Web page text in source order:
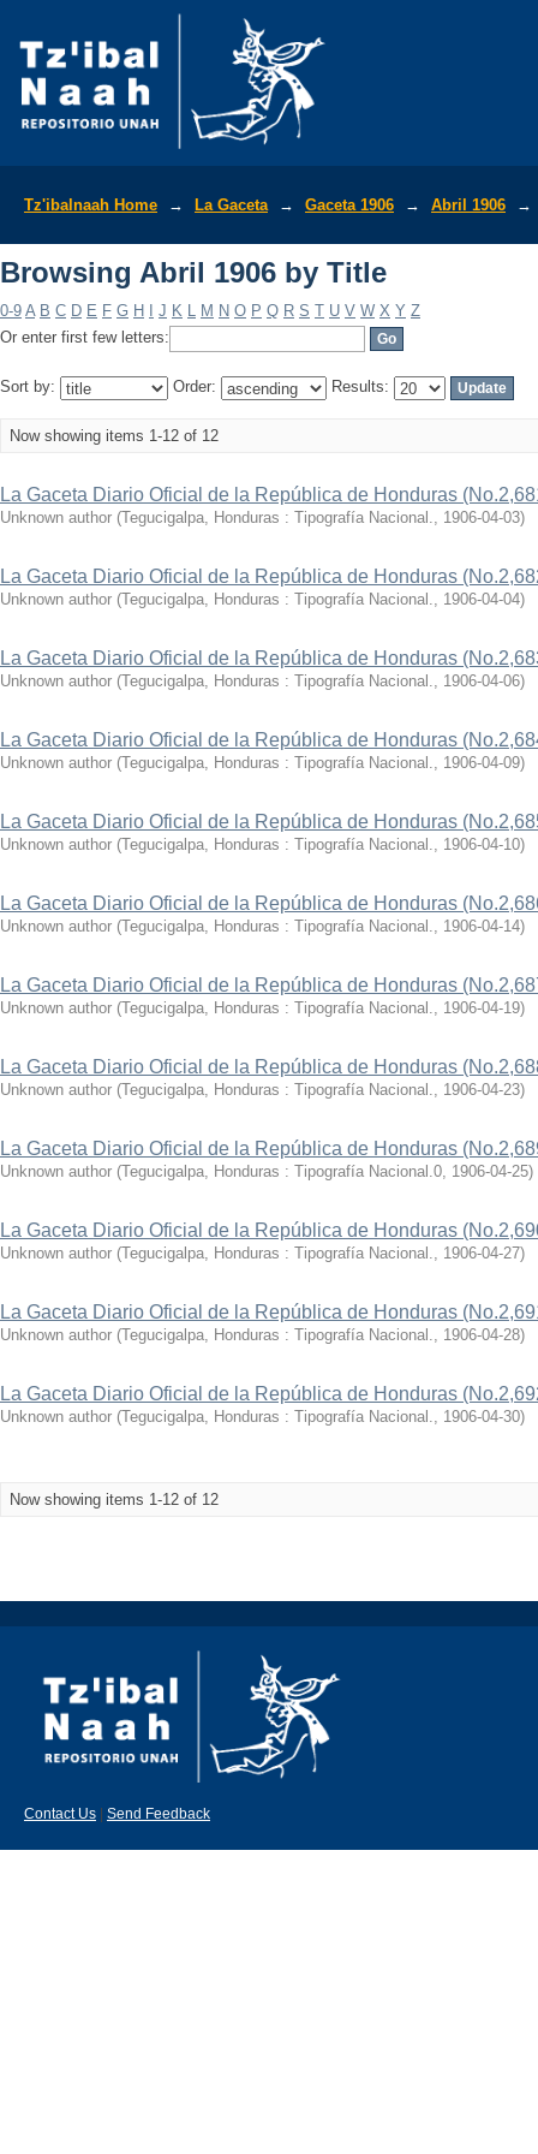
Tz'ibalnaah Home → La Gaceta → Gaceta 1906 → Abril 1906 →
Browsing Abril 1906 by Title
0-9 A B C D E F G H J K L M N O P Q R S T U V W X Y Z
Or enter first few letters:
Sort by: Order: Results:
Now showing items 1-12 of 12
La Gaceta Diario Oficial de la República de Honduras
Unknown author (Tegucigalpa, Honduras : Tipografía Nacional., 1906-04-03)
La Gaceta Diario Oficial de la República de Honduras
Unknown author (Tegucigalpa, Honduras : Tipografía Nacional., 1906-04-04)
La Gaceta Diario Oficial de la República de Honduras
Unknown author (Tegucigalpa, Honduras : Tipografía Nacional., 1906-04-06)
La Gaceta Diario Oficial de la República de Honduras
Unknown author (Tegucigalpa, Honduras : Tipografía Nacional., 1906-04-09)
La Gaceta Diario Oficial de la República de Honduras
Unknown author (Tegucigalpa, Honduras : Tipografía Nacional., 1906-04-10)
La Gaceta Diario Oficial de la República de Honduras
Unknown author (Tegucigalpa, Honduras : Tipografía Nacional., 1906-04-14)
La Gaceta Diario Oficial de la República de Honduras
Unknown author (Tegucigalpa, Honduras : Tipografía Nacional., 1906-04-19)
La Gaceta Diario Oficial de la República de Honduras
Unknown author (Tegucigalpa, Honduras : Tipografía Nacional., 1906-04-23)
La Gaceta Diario Oficial de la República de Honduras
Unknown author (Tegucigalpa, Honduras : Tipografía Nacional.0, 1906-04-25)
La Gaceta Diario Oficial de la República de Honduras
Unknown author (Tegucigalpa, Honduras : Tipografía Nacional., 1906-04-27)
La Gaceta Diario Oficial de la República de Honduras
Unknown author (Tegucigalpa, Honduras : Tipografía Nacional., 1906-04-28)
La Gaceta Diario Oficial de la República de Honduras
Unknown author (Tegucigalpa, Honduras : Tipografía Nacional., 1906-04-30)
Now showing items 1-12 of 12
Contact Us Send Feedback